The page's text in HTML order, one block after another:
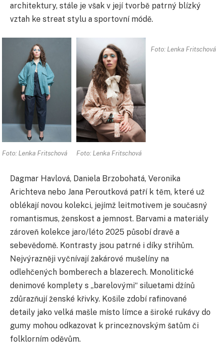
architektury, stále je však v její tvorbě patrný blízký
vztah ke streat stylu a sportovní módě.
Foto: Lenka Fritschová Foto: Lenka Fritschová
Foto: Lenka Fritschová
Dagmar Havlová, Daniela Brzobohatá, Veronika
Arichteva nebo Jana Peroutková patří k těm, které už
oblékají novou kolekci, jejímž leitmotivem je současný
romantismus, ženskost a jemnost. Barvami a materiály
zároveň kolekce jaro/léto 2025 působí dravě a
sebevědomě. Kontrasty jsou patrné i díky střihům.
Nejvýrazněji vyčnívají žakárové mušelíny na
odlehčených bomberech a blazerech. Monolitické
denimové komplety s „barelovými“ siluetami džínů
zdůrazňují ženské křivky. Košile zdobí rafinované
detaily jako velká mašle místo límce a široké rukávy do
gumy mohou odkazovat k princeznovským šatům či
folklorním oděvům.